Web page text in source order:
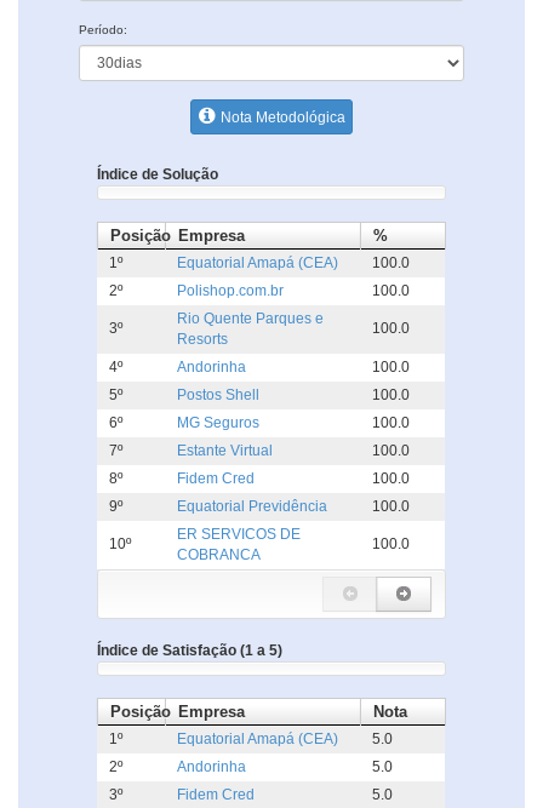
Período:
Nota Metodológica
Índice de Solução
Posição Empresa %
1º Equatorial Amapá (CEA)
100.0
2º
Polishop.com.br 100.0
3º
Rio Quente Parques e
Resorts
100.0
4º Andorinha
100.0
5º
Postos Shell
100.0
6º
MG Seguros
100.0
7º
Estante Virtual
100.0
8º
Fidem Cred
100.0
9º
Equatorial Previdência 100.0
10º
ER SERVICOS DE
COBRANCA
100.0
Índice de Satisfação (1 a 5)
Posição Empresa Nota
1º Equatorial Amapá (CEA)
5.0
2º
Andorinha
5.0
3º
Fidem Cred
5.0